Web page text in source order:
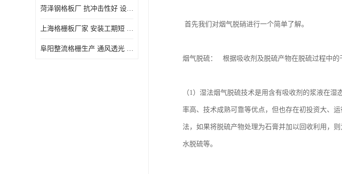
菏泽钢格板厂 抗冲击性好 设计规范 通风透光
上海格栅板厂家 安装工期短 通风好 减少风阻
阜阳整流格栅生产 通风透光 免清理和维护
首先我们对烟气脱硝进行一个简单了解。
烟气脱硫： 根据吸收剂及脱硫产物在脱硫过程中
（1）湿法烟气脱硫技术是用含有吸收剂的浆液在
率高、技术成熟可靠等优点，但也存在初投资大、
法，如果将脱硫产物处理为石膏并加以回收利用，
水脱硫等。